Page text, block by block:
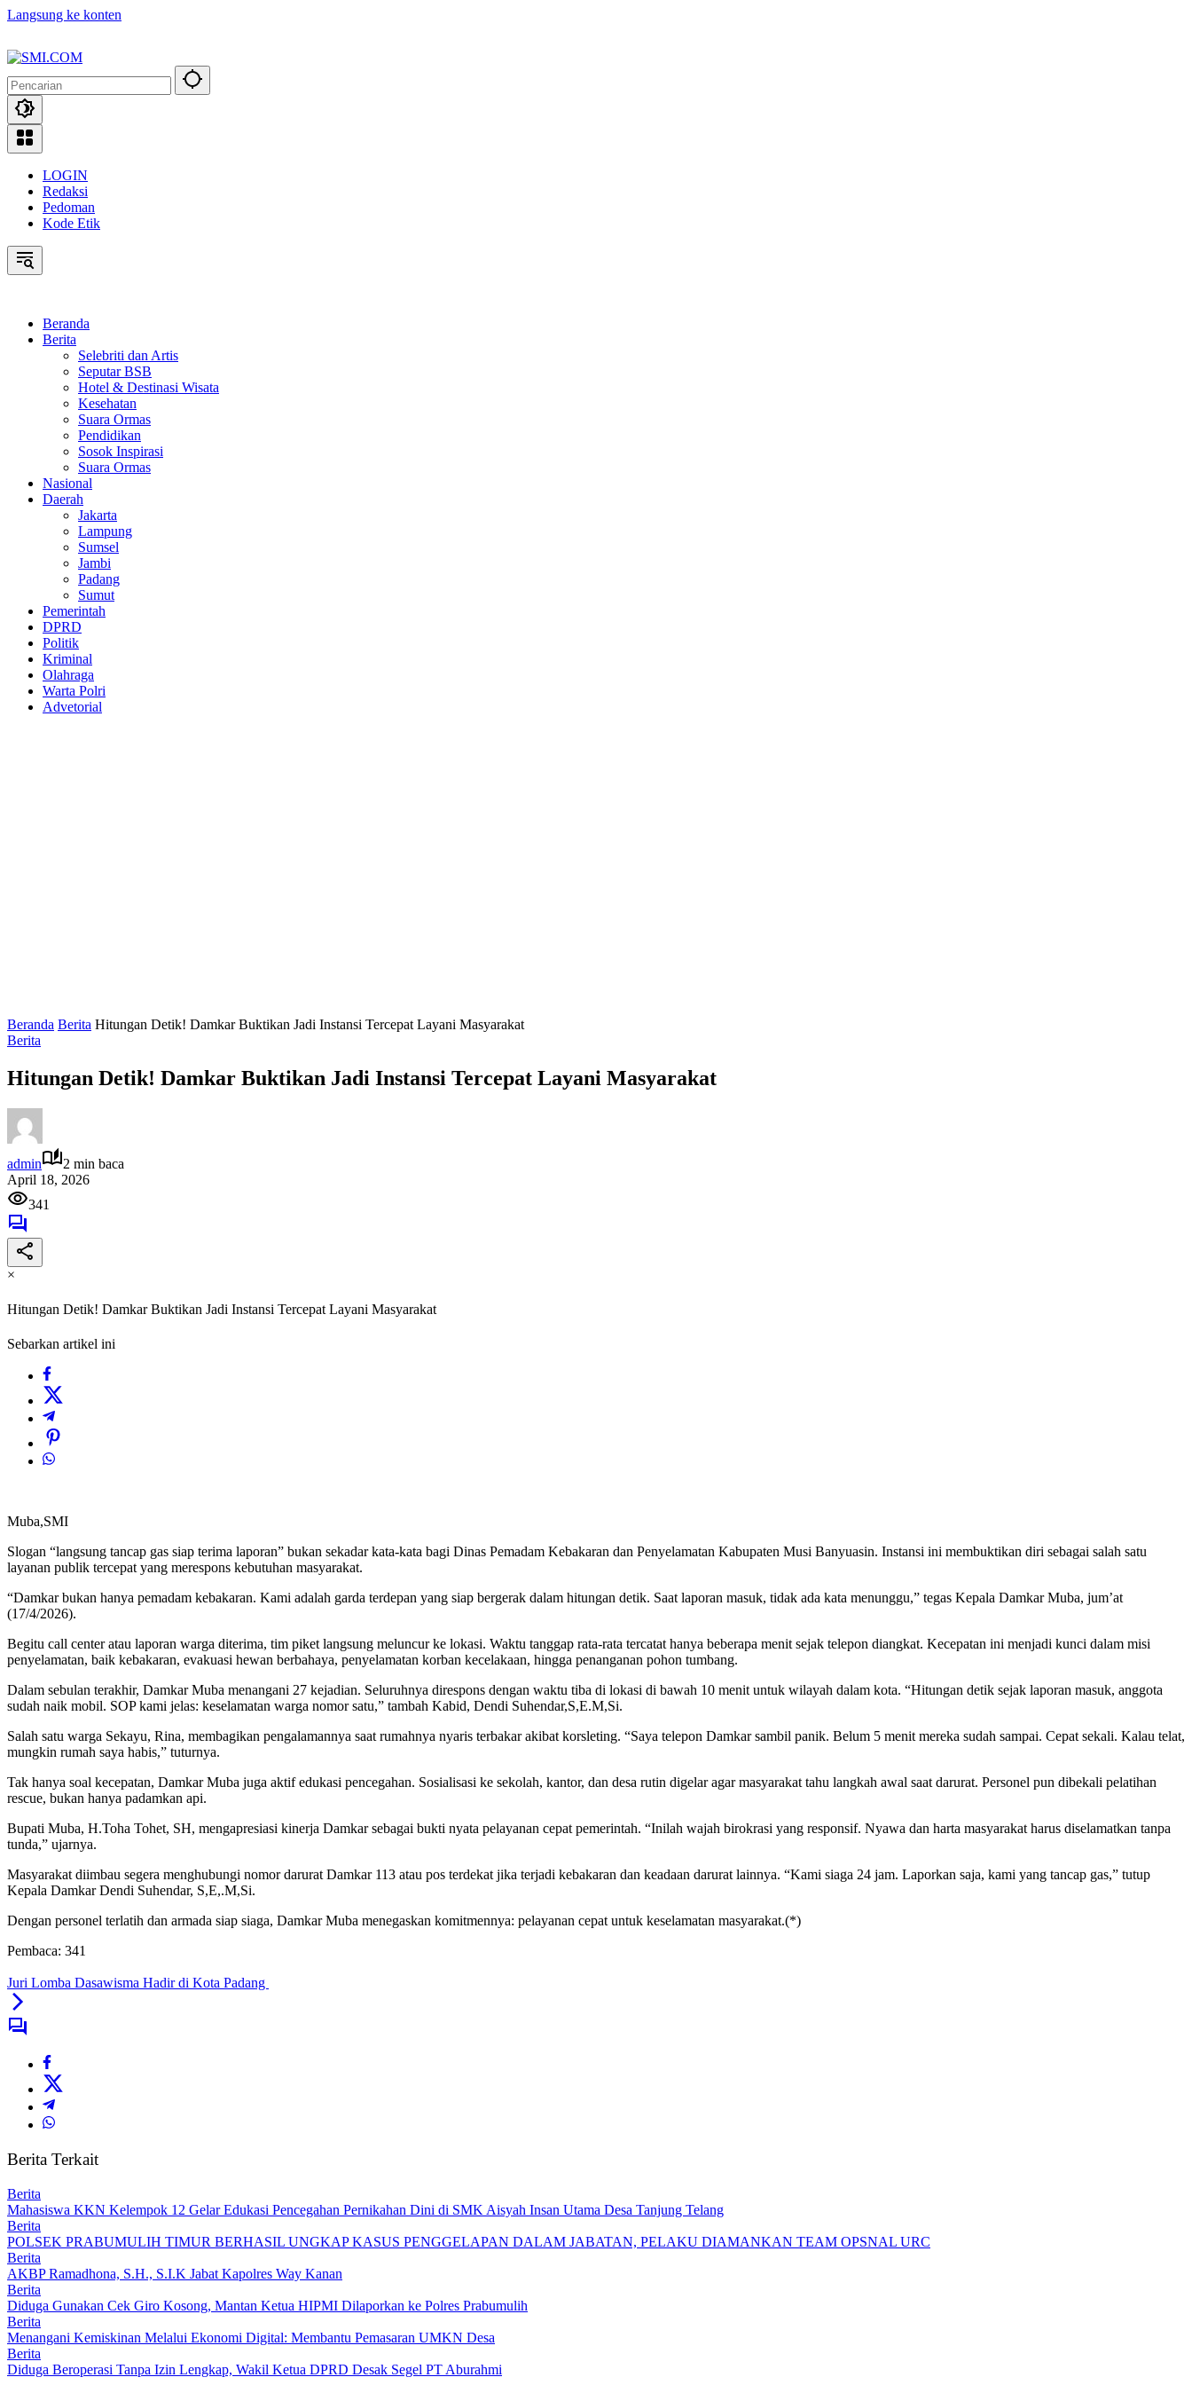
Langsung ke konten
LOGIN
Redaksi
Pedoman
Kode Etik
Beranda
Berita
Selebriti dan Artis
Seputar BSB
Hotel & Destinasi Wisata
Kesehatan
Suara Ormas
Pendidikan
Sosok Inspirasi
Suara Ormas
Nasional
Daerah
Jakarta
Lampung
Sumsel
Jambi
Padang
Sumut
Pemerintah
DPRD
Politik
Kriminal
Olahraga
Warta Polri
Advetorial
Beranda Berita Hitungan Detik! Damkar Buktikan Jadi Instansi Tercepat Layani Masyarakat
Berita
Hitungan Detik! Damkar Buktikan Jadi Instansi Tercepat Layani Masyarakat
admin
2 min baca
April 18, 2026
341
×
Hitungan Detik! Damkar Buktikan Jadi Instansi Tercepat Layani Masyarakat
Sebarkan artikel ini
Muba,SMI
Slogan “langsung tancap gas siap terima laporan” bukan sekadar kata-kata bagi Dinas Pemadam Kebakaran dan Penyelamatan Kabupaten Musi Banyuasin. Instansi ini membuktikan diri sebagai salah satu
layanan publik tercepat yang merespons kebutuhan masyarakat.
“Damkar bukan hanya pemadam kebakaran. Kami adalah garda terdepan yang siap bergerak dalam hitungan detik. Saat laporan masuk, tidak ada kata menunggu,” tegas Kepala Damkar Muba, jum’at
(17/4/2026).
Begitu call center atau laporan warga diterima, tim piket langsung meluncur ke lokasi. Waktu tanggap rata-rata tercatat hanya beberapa menit sejak telepon diangkat. Kecepatan ini menjadi kunci dalam misi
penyelamatan, baik kebakaran, evakuasi hewan berbahaya, penyelamatan korban kecelakaan, hingga penanganan pohon tumbang.
Dalam sebulan terakhir, Damkar Muba menangani 27 kejadian. Seluruhnya direspons dengan waktu tiba di lokasi di bawah 10 menit untuk wilayah dalam kota. “Hitungan detik sejak laporan masuk, anggota
sudah naik mobil. SOP kami jelas: keselamatan warga nomor satu,” tambah Kabid, Dendi Suhendar,S,E.M,Si.
Salah satu warga Sekayu, Rina, membagikan pengalamannya saat rumahnya nyaris terbakar akibat korsleting. “Saya telepon Damkar sambil panik. Belum 5 menit mereka sudah sampai. Cepat sekali. Kalau telat,
mungkin rumah saya habis,” tuturnya.
Tak hanya soal kecepatan, Damkar Muba juga aktif edukasi pencegahan. Sosialisasi ke sekolah, kantor, dan desa rutin digelar agar masyarakat tahu langkah awal saat darurat. Personel pun dibekali pelatihan
rescue, bukan hanya padamkan api.
Bupati Muba, H.Toha Tohet, SH, mengapresiasi kinerja Damkar sebagai bukti nyata pelayanan cepat pemerintah. “Inilah wajah birokrasi yang responsif. Nyawa dan harta masyarakat harus diselamatkan tanpa
tunda,” ujarnya.
Masyarakat diimbau segera menghubungi nomor darurat Damkar 113 atau pos terdekat jika terjadi kebakaran dan keadaan darurat lainnya. “Kami siaga 24 jam. Laporkan saja, kami yang tancap gas,” tutup
Kepala Damkar Dendi Suhendar, S,E,.M,Si.
Dengan personel terlatih dan armada siap siaga, Damkar Muba menegaskan komitmennya: pelayanan cepat untuk keselamatan masyarakat.(*)
Pembaca: 341
Juri Lomba Dasawisma Hadir di Kota Padang
Berita Terkait
Berita
Mahasiswa KKN Kelempok 12 Gelar Edukasi Pencegahan Pernikahan Dini di SMK Aisyah Insan Utama Desa Tanjung Telang
Berita
POLSEK PRABUMULIH TIMUR BERHASIL UNGKAP KASUS PENGGELAPAN DALAM JABATAN, PELAKU DIAMANKAN TEAM OPSNAL URC
Berita
AKBP Ramadhona, S.H., S.I.K Jabat Kapolres Way Kanan
Berita
Diduga Gunakan Cek Giro Kosong, Mantan Ketua HIPMI Dilaporkan ke Polres Prabumulih
Berita
Menangani Kemiskinan Melalui Ekonomi Digital: Membantu Pemasaran UMKN Desa
Berita
Diduga Beroperasi Tanpa Izin Lengkap, Wakil Ketua DPRD Desak Segel PT Aburahmi